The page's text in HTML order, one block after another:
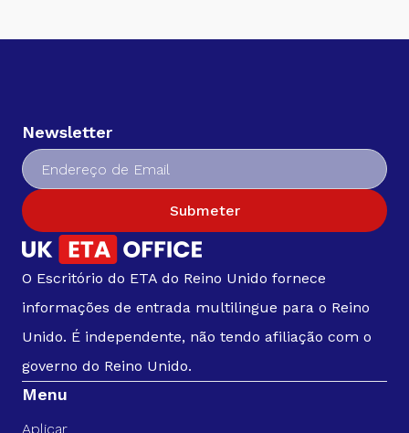
Newsletter
Submeter
O Escritório do ETA do Reino Unido fornece
informações de entrada multilingue para o Reino
Unido. É independente, não tendo afiliação com o
governo do Reino Unido.
Menu
Aplicar